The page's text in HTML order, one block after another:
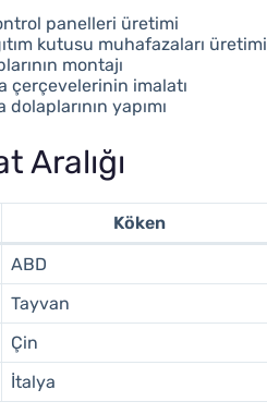
panelleri üretimi
kutusu muhafazaları üretimi
montajı
çerçevelerinin imalatı
yapımı
Aralığı
Köken
ABD
Tayvan
Çin
İtalya